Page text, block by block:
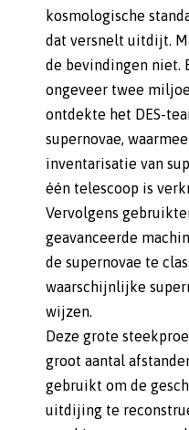
kosmologische
dat versnelt uitdijt.
de bevindingen niet.
ongeveer twee
ontdekte het DES-
supernovae,
inventarisatie van
één telescoop is
Vervolgens
geavanceerde
de supernovae te
waarschijnlijke
wijzen.
Deze grote
groot aantal
gebruikt om de
uitdijing te